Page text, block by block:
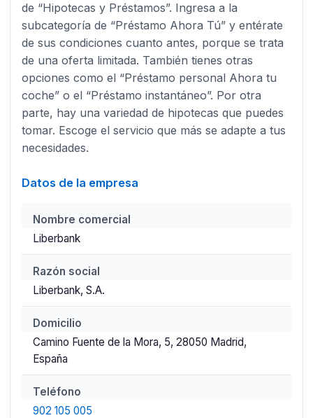
de “Hipotecas y Préstamos”. Ingresa a la
subcategoría de “Préstamo Ahora Tú” y entérate
de sus condiciones cuanto antes, porque se trata
de una oferta limitada. También tienes otras
opciones como el “Préstamo personal Ahora tu
coche” o el “Préstamo instantáneo”. Por otra
parte, hay una variedad de hipotecas que puedes
tomar. Escoge el servicio que más se adapte a tus
necesidades.
Datos de la empresa
Nombre comercial
Liberbank
Razón social
Liberbank, S.A.
Domicilio
Camino Fuente de la Mora, 5, 28050 Madrid,
España
Teléfono
902 105 005